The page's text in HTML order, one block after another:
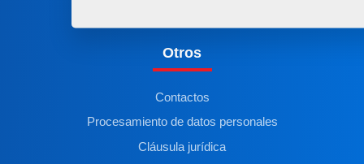
Otros
Contactos
Procesamiento de datos personales
Cláusula jurídica